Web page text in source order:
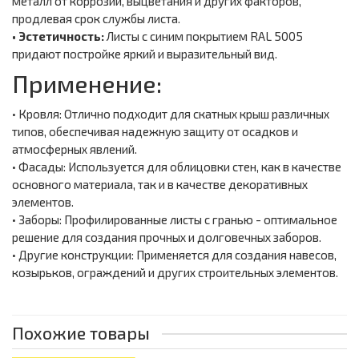
продлевая срок службы листа.
• Эстетичность:Листы с синим покрытием RAL 5005
придают постройке яркий и выразительный вид.
Применение:
• Кровля: Отлично подходит для скатных крыш различных
типов, обеспечивая надежную защиту от осадков и
атмосферных явлений.
• Фасады: Используется для облицовки стен, как в качестве
основного материала, так и в качестве декоративных
элементов.
• Заборы: Профилированные листы с гранью - оптимальное
решение для создания прочных и долговечных заборов.
• Другие конструкции: Применяется для создания навесов,
козырьков, ограждений и других строительных элементов.
Похожие товары